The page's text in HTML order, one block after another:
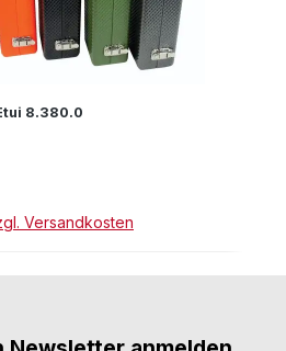
8.380.0
Versandkosten